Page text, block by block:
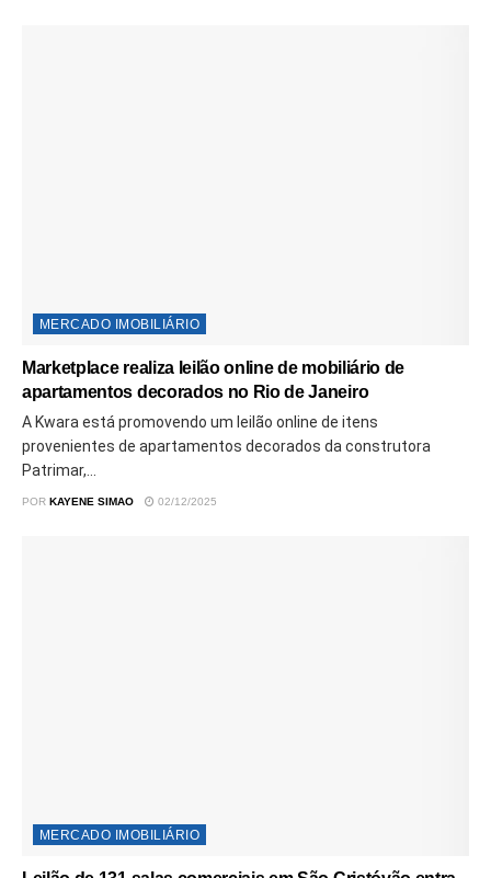
MERCADO IMOBILIÁRIO
Marketplace realiza leilão online de mobiliário de
apartamentos decorados no Rio de Janeiro
A Kwara está promovendo um leilão online de itens
provenientes de apartamentos decorados da construtora
Patrimar,...
POR KAYENE SIMAO 02/12/2025
MERCADO IMOBILIÁRIO